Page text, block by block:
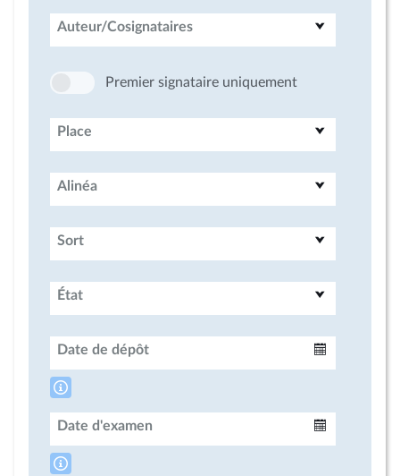
Auteur/Cosignataires
Premier signataire uniquement
Place
Alinéa
Sort
État
Date de dépôt
Date d'examen